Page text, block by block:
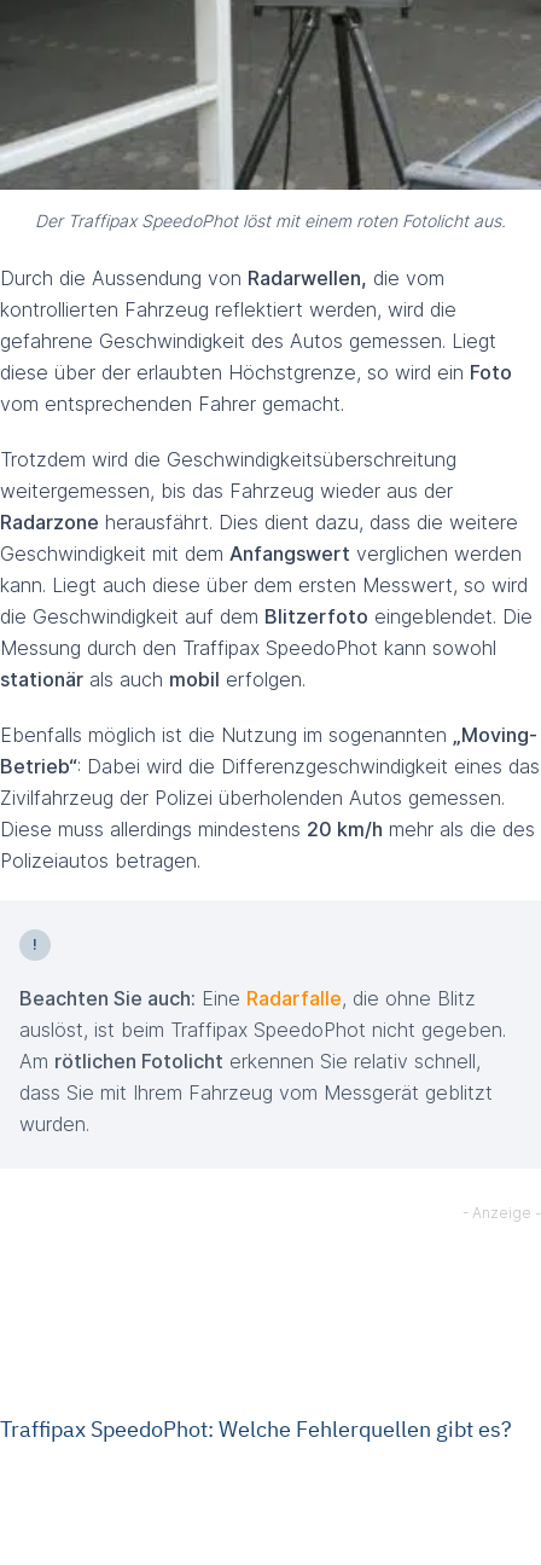
Der Traffipax SpeedoPhot löst mit einem roten Fotolicht aus.
Durch die Aussendung von Radarwellen, die vom
kontrollierten Fahrzeug reflektiert werden, wird die
gefahrene Geschwindigkeit des Autos gemessen. Liegt
diese über der erlaubten Höchstgrenze, so wird ein Foto
vom entsprechenden Fahrer gemacht.
Trotzdem wird die Geschwindigkeitsüberschreitung
weitergemessen, bis das Fahrzeug wieder aus der
Radarzone herausfährt. Dies dient dazu, dass die weitere
Geschwindigkeit mit dem Anfangswert verglichen werden
kann. Liegt auch diese über dem ersten Messwert, so wird
die Geschwindigkeit auf dem Blitzerfoto eingeblendet. Die
Messung durch den Traffipax SpeedoPhot kann sowohl
stationär als auch mobil erfolgen.
Ebenfalls möglich ist die Nutzung im sogenannten „Moving-
Betrieb“: Dabei wird die Differenzgeschwindigkeit eines das
Zivilfahrzeug der Polizei überholenden Autos gemessen.
Diese muss allerdings mindestens 20 km/h mehr als die des
Polizeiautos betragen.
Beachten Sie auch: Eine Radarfalle, die ohne Blitz
auslöst, ist beim Traffipax SpeedoPhot nicht gegeben.
Am rötlichen Fotolicht erkennen Sie relativ schnell,
dass Sie mit Ihrem Fahrzeug vom Messgerät geblitzt
wurden.
Traffipax SpeedoPhot: Welche Fehlerquellen gibt es?